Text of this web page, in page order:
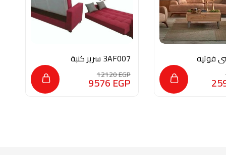
فوتيه 3AF007 سرير كنبة
12120EGP
9576EGP